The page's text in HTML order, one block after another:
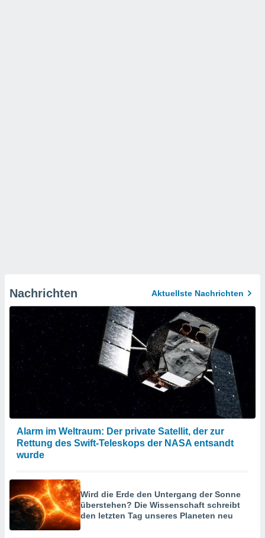
Nachrichten Aktuellste Nachrichten
Alarm im Weltraum: Der private Satellit, der zur
Rettung des Swift-Teleskops der NASA entsandt
wurde
Wird die Erde den Untergang der Sonne
überstehen? Die Wissenschaft schreibt
den letzten Tag unseres Planeten neu